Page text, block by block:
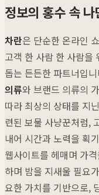
정보의 홍수 속
차란은 단순한 온라인
고객 한 사람 한 사람을
돕는 든든한 파트너입
의류와 브랜드 의류의
따라 최상의 상태를 지
련된 보물 사냥꾼처럼,
내어 시간과 노력을 획
웹사이트를 헤매며 가
하며 밤을 지새울 필요
요한 가치를 기반으로,